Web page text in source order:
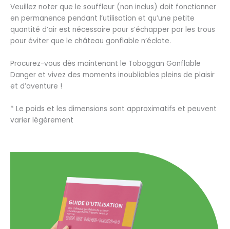
Veuillez noter que le souffleur (non inclus) doit fonctionner
en permanence pendant l’utilisation et qu’une petite
quantité d’air est nécessaire pour s’échapper par les trous
pour éviter que le château gonflable n’éclate.
Procurez-vous dès maintenant le Toboggan Gonflable
Danger et vivez des moments inoubliables pleins de plaisir
et d’aventure !
* Le poids et les dimensions sont approximatifs et peuvent
varier légèrement